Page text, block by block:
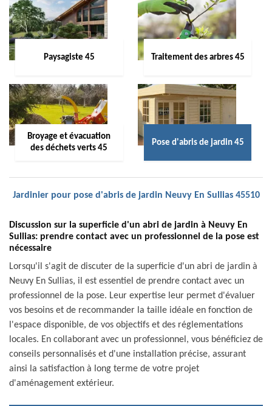
Paysagiste 45 Traitement des arbres 45
Broyage et évacuation
des déchets verts 45
Pose d'abris de jardin 45
Jardinier pour pose d'abris de jardin Neuvy En Sullias 45510
Discussion sur la superficie d'un abri de jardin à Neuvy En
Sullias: prendre contact avec un professionnel de la pose est
nécessaire
Lorsqu'il s'agit de discuter de la superficie d'un abri de jardin à
Neuvy En Sullias, il est essentiel de prendre contact avec un
professionnel de la pose. Leur expertise leur permet d'évaluer
vos besoins et de recommander la taille idéale en fonction de
l'espace disponible, de vos objectifs et des réglementations
locales. En collaborant avec un professionnel, vous bénéficiez de
conseils personnalisés et d'une installation précise, assurant
ainsi la satisfaction à long terme de votre projet
d'aménagement extérieur.